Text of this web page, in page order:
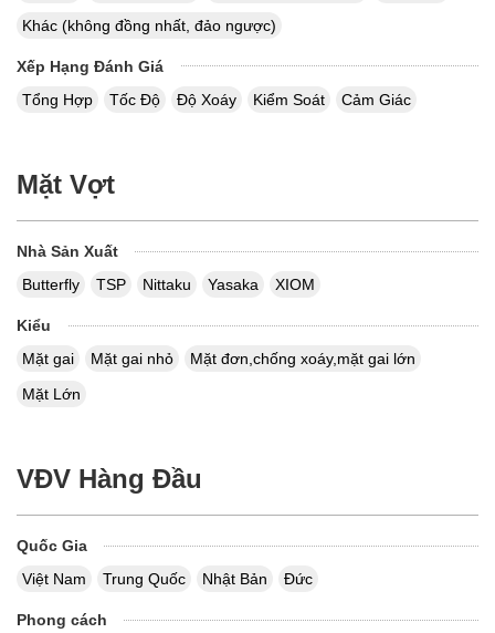
Khác (không đồng nhất, đảo ngược)
Xếp Hạng Đánh Giá
Tổng Hợp
Tốc Độ Độ Xoáy Kiểm Soát Cảm Giác
Mặt Vợt
Nhà Sản Xuất
Butterfly
TSP Nittaku Yasaka XIOM
Kiểu
Mặt gai
Mặt gai nhỏ
Mặt đơn,chống xoáy,mặt gai lớn
Mặt Lớn
VĐV Hàng Đầu
Quốc Gia
Việt Nam
Trung Quốc Nhật Bản Đức
Phong cách